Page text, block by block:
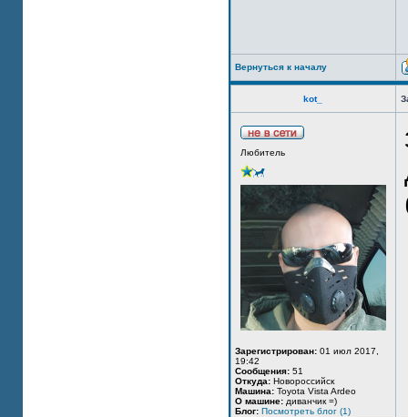
Вернуться к началу
kot_
Любитель
Зарегистрирован: 01 июл 2017,
19:42
Сообщения: 51
Откуда: Новороссийск
Машина: Toyota Vista Ardeo
О машине: диванчик =)
Блог: Посмотреть блог (1)